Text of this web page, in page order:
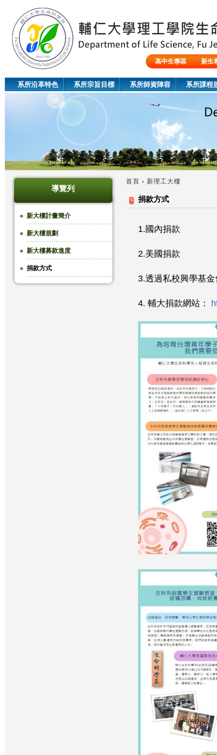
高中生專區
新生
系所沿革特色 系所宗旨目標 系所師資陣容 系所課程
導覽列
新大樓計畫簡介
新大樓規劃
新大樓募款進度
捐款方式
您
首頁 › 新理工大樓
捐款方式
1.國內捐款
2.美國捐款
3.透過私校興學基
4. 輔大捐款網站：